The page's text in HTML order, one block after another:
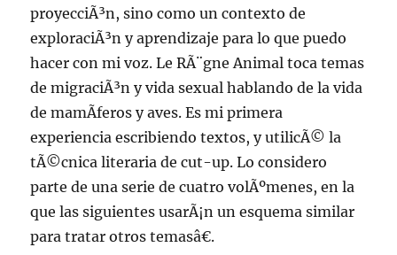
proyecciÃ³n, sino como un contexto de
exploraciÃ³n y aprendizaje para lo que puedo
hacer con mi voz. Le RÃ¨gne Animal toca temas
de migraciÃ³n y vida sexual hablando de la vida
de mamÃ­feros y aves. Es mi primera
experiencia escribiendo textos, y utilicÃ© la
tÃ©cnica literaria de cut-up. Lo considero
parte de una serie de cuatro volÃºmenes, en la
que las siguientes usarÃ¡n un esquema similar
para tratar otros temasâ€.